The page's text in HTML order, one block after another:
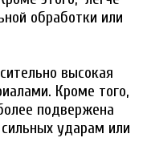
обработки или
высокая
Кроме того,
подвержена
ударам или